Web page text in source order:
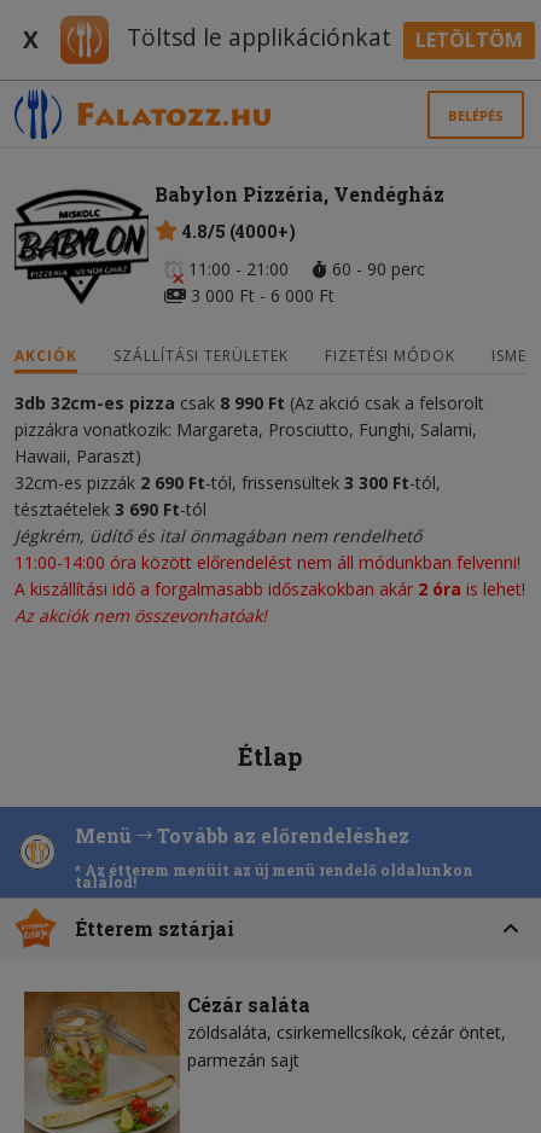
X Töltsd le applikációnkat LETÖLTÖM
BELÉPÉS
Babylon Pizzéria, Vendégház
4.8/5 (4000+)
11:00 - 21:00
60 - 90 perc
3 000 Ft - 6 000 Ft
AKCIÓK SZÁLLÍTÁSI TERÜLETEK FIZETÉSI MÓDOK
3db 32cm-es pizza csak 8 990 Ft (Az akció csak a felsorolt
pizzákra vonatkozik: Margareta, Prosciutto, Funghi, Salami,
Hawaii, Paraszt)
32cm-es pizzák 2 690 Ft-tól, frissensültek 3 300 Ft-tól,
tésztaételek 3 690 Ft-tól
Jégkrém, üdítő és ital önmagában nem rendelhető
11:00-14:00 óra között előrendelést nem áll módunkban felvenni!
A kiszállítási idő a forgalmasabb időszakokban akár 2 óra is lehet!
Az akciók nem összevonhatóak!
Étlap
Menü Tovább az előrendeléshez
* Az étterem menüit az új menü rendelő oldalunkon
találod!
Étterem sztárjai
Cézár saláta
zöldsaláta csirkemellcsíkok cézár öntet
parmezán sajt